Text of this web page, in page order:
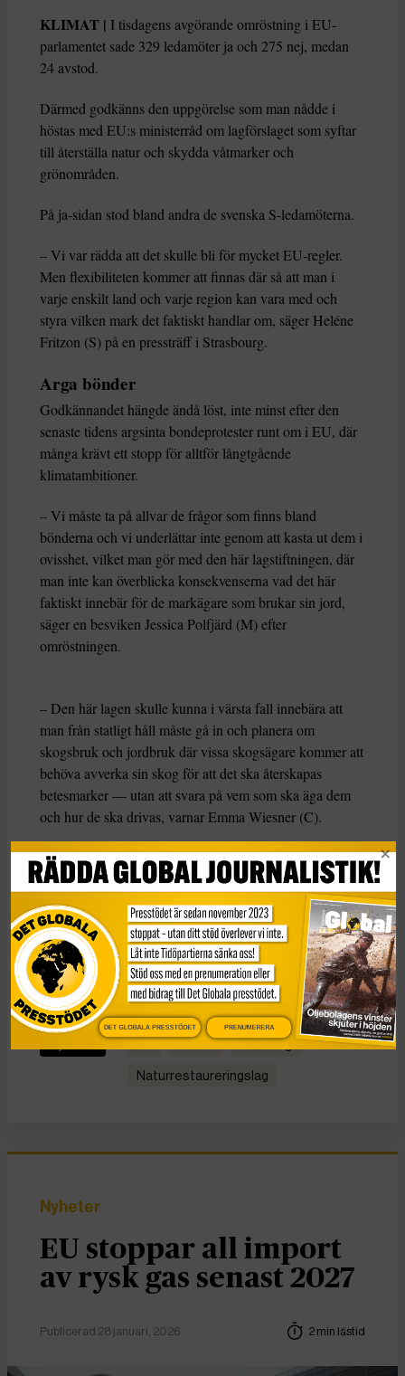
KLIMAT | I tisdagens avgörande omröstning i EU-
parlamentet sade 329 ledamöter ja och 275 nej, medan
24 avstod.
Därmed godkänns den uppgörelse som man nådde i
höstas med EU:s ministerråd om lagförslaget som syftar
till återställa natur och skydda våtmarker och
grönområden.
På ja-sidan stod bland andra de svenska S-ledamöterna.
– Vi var rädda att det skulle bli för mycket EU-regler.
Men flexibiliteten kommer att finnas där så att man i
varje enskilt land och varje region kan vara med och
styra vilken mark det faktiskt handlar om, säger Heléne
Fritzon (S) på en pressträff i Strasbourg.
Arga bönder
Godkännandet hängde ändå löst, inte minst efter den
senaste tidens argsinta bondeprotester runt om i EU, där
många krävt ett stopp för alltför långtgående
klimatambitioner.
– Vi måste ta på allvar de frågor som finns bland
bönderna och vi underlättar inte genom att kasta ut dem i
ovisshet, vilket man gör med den här lagstiftningen, där
man inte kan överblicka konsekvenserna vad det här
faktiskt innebär för de markägare som brukar sin jord,
säger en besviken Jessica Polfjärd (M) efter
omröstningen.
– Den här lagen skulle kunna i värsta fall innebära att
man från statligt håll måste gå in och planera om
skogsbruk och jordbruk där vissa skogsägare kommer att
behöva avverka sin skog för att det ska återskapas
betesmarker — utan att svara på vem som ska äga dem
och hur de ska drivas, varnar Emma Wiesner (C).
Delade svenskar
Av de svenska ledamöterna röstade S, L, MP och V ja,
medan M, KD, SD och C var emot.
Lagen ska nu formellt godkännas även av EU:s
ministerråd innan de nya reglerna träder i kraft.
KATEGORI TAGGAR
EU Klimat klimatlag
naturrestaureringslag
Nyheter
EU stoppar all import
av rysk gas senast 2027
Publicerad 28 januari, 2026 2 min lästid
DET GLOBALA PRESSTÖDET PRENUMERERA